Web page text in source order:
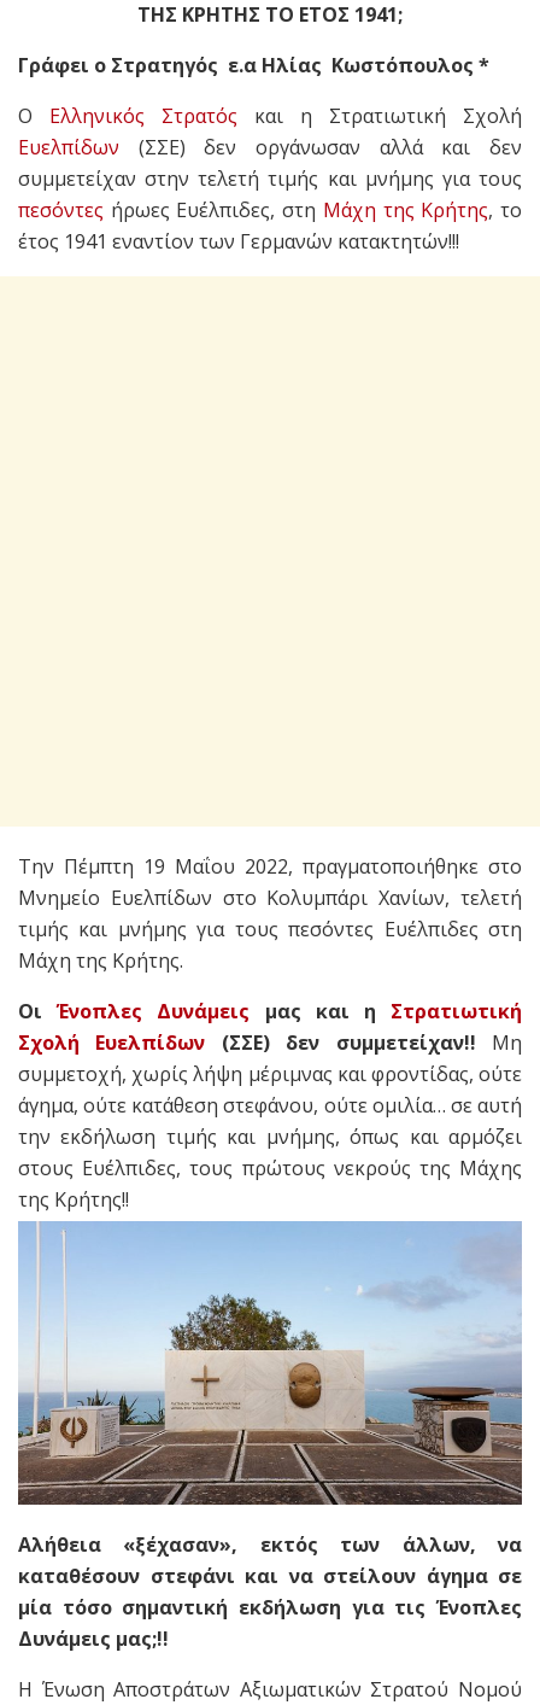
ΤΗΣ ΚΡΗΤΗΣ ΤΟ ΕΤΟΣ 1941;
Γράφει ο Στρατηγός ε.α Ηλίας Κωστόπουλος *
Ο Ελληνικός Στρατός και η Στρατιωτική Σχολή
Ευελπίδων (ΣΣΕ) δεν οργάνωσαν αλλά και δεν
συμμετείχαν στην τελετή τιμής και μνήμης για τους
πεσόντες ήρωες Ευέλπιδες, στη Μάχη της Κρήτης, το
έτος 1941 εναντίον των Γερμανών κατακτητών!!!
Την Πέμπτη 19 Μαΐου 2022, πραγματοποιήθηκε στο
Μνημείο Ευελπίδων στο Κολυμπάρι Χανίων, τελετή
τιμής και μνήμης για τους πεσόντες Ευέλπιδες στη
Μάχη της Κρήτης.
ΟιΈνοπλες Δυνάμεις μας και η Στρατιωτική
Σχολή Ευελπίδων (ΣΣΕ) δεν συμμετείχαν!! Μη
συμμετοχή, χωρίς λήψη μέριμνας και φροντίδας, ούτε
άγημα, ούτε κατάθεση στεφάνου, ούτε ομιλία… σε αυτή
την εκδήλωση τιμής και μνήμης, όπως και αρμόζει
στους Ευέλπιδες, τους πρώτους νεκρούς της Μάχης
της Κρήτης!!
Αλήθεια «ξέχασαν», εκτός των άλλων, να
καταθέσουν στεφάνι και να στείλουν άγημα σε
μία τόσο σημαντική εκδήλωση για τις Ένοπλες
Δυνάμεις μας;!!
Η Ένωση Αποστράτων Αξιωματικών Στρατού Νομού